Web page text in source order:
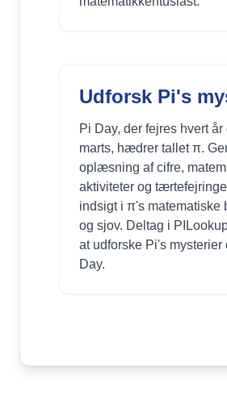
Udforsk Pi's
Pi Day, der fejres hvert år
marts, hædrer tallet π.
oplæsning af cifre,
aktiviteter og
indsigt i π's matematiske
og sjov. Deltag i
at udforske Pi's mysterier
Day.